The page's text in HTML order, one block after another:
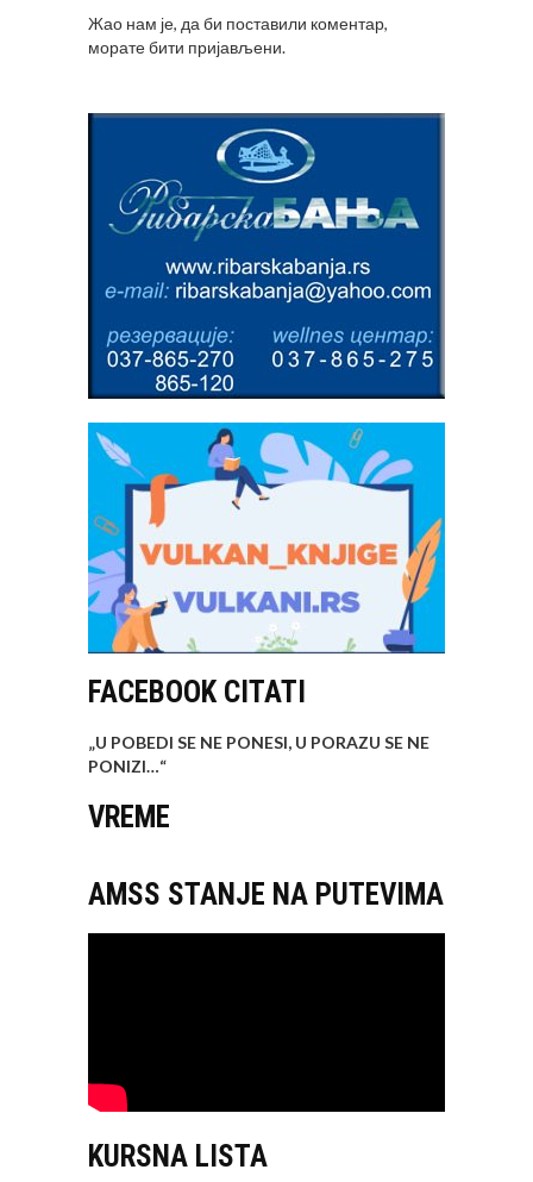
Жао нам је, да би поставили коментар,
моратебити пријављени.
FACEBOOK CITATI
„U POBEDI SE NE PONESI, U PORAZU SE NE
PONIZI…“
VREME
AMSS STANJE NA PUTEVIMA
KURSNA LISTA